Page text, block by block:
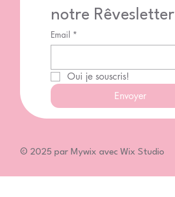
notre Rêvesletter
Email *
Oui je souscris!
Envoyer
© 2025 par Mywix avec Wix Studio